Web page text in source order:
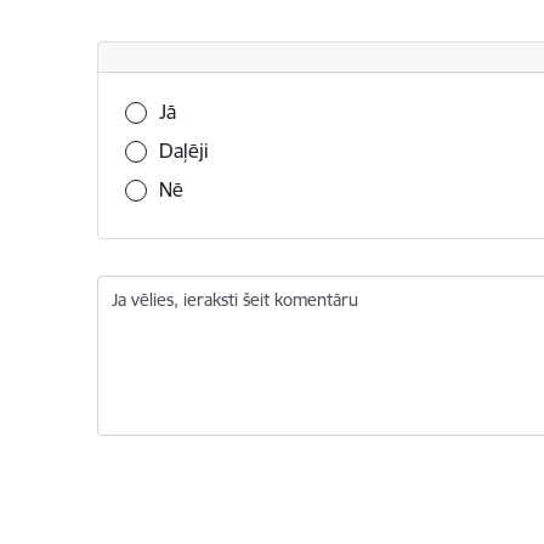
Vai šī informācija bija noderīga?
Jā
Daļēji
Nē
Ja vēlies, ieraksti šeit komentāru